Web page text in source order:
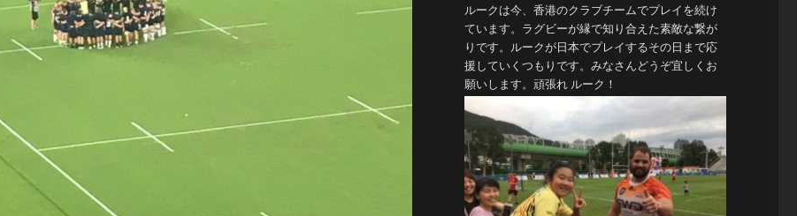
ルークは今、香港のクラブチームでプレイを続け
ています。ラグビーが縁で知り合えた素敵な繋が
りです。ルークが日本でプレイするその日まで応
援していくつもりです。みなさんどうぞ宜しくお
願いします。頑張れ ルーク！